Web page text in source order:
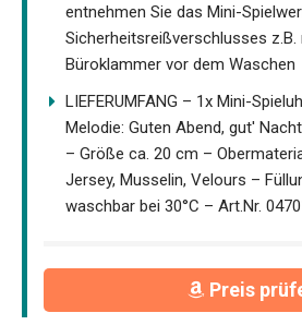
entnehmen Sie das Mini-
Sicherheitsreißverschlusses
Büroklammer vor dem Waschen
LIEFERUMFANG – 1x Mini-
Melodie: Guten Abend, gut'
– Größe ca. 20 cm –
Jersey, Musselin, Velours –
waschbar bei 30°C – Art.Nr.
Preis